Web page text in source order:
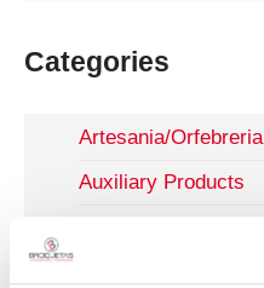
Categories
Artesania/Orfebreria
Auxiliary Products